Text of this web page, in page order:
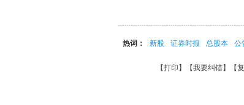
热词： 新股 证券时报 总股本 公
【打印 】【我要纠错】【